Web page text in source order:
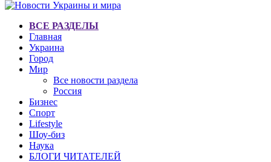
ВСЕ РАЗДЕЛЫ
Главная
Украина
Город
Мир
Все новости раздела
Россия
Бизнес
Спорт
Lifestyle
Шоу-биз
Наука
БЛОГИ ЧИТАТЕЛЕЙ